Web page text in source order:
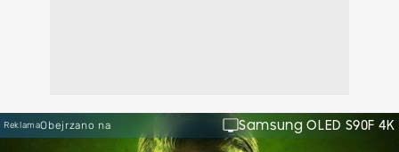
Obejrzano na Samsung OLED S90F 4K
Reklama